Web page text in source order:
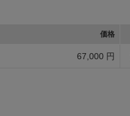
価格
67,000 円